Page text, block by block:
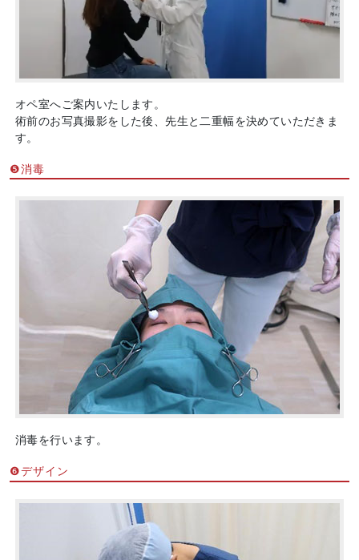
オペ室へご案内いたします。
術前のお写真撮影をした後、先生と二重幅を決めていただきま
す。
❺消毒
消毒を行います。
❻デザイン